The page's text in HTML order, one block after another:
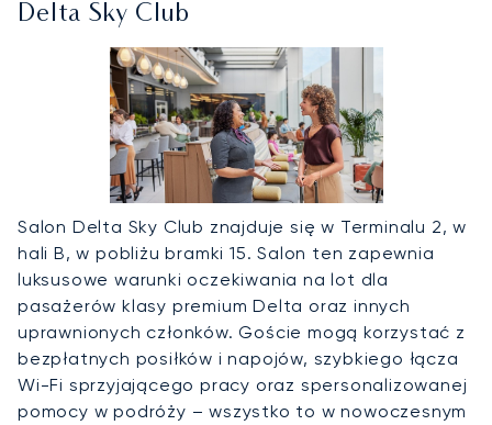
Delta Sky Club
Salon Delta Sky Club znajduje się w Terminalu 2, w
hali B, w pobliżu bramki 15. Salon ten zapewnia
luksusowe warunki oczekiwania na lot dla
pasażerów klasy premium Delta oraz innych
uprawnionych członków. Goście mogą korzystać z
bezpłatnych posiłków i napojów, szybkiego łącza
Wi-Fi sprzyjającego pracy oraz spersonalizowanej
pomocy w podróży – wszystko to w nowoczesnym